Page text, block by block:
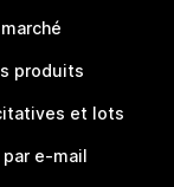
produits
et lots
e-mail